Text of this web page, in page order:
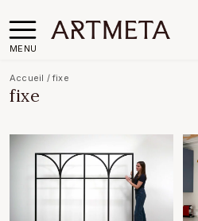
MENU
Accueil /fixe
fixe